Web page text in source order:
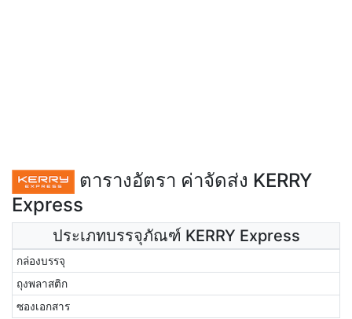
ตารางอัตรา ค่าจัดส่ง KERRY
Express
ประเภทบรรจุภัณฑ์ KERRY Express
กล่องบรรจุ
ถุงพลาสติก
ซองเอกสาร